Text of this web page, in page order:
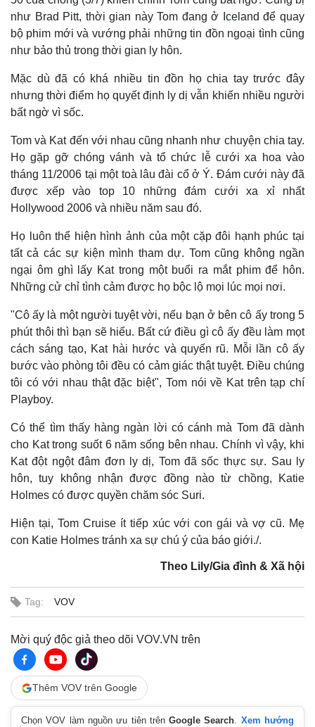
Tin nóng
Tư vấn luật
Quân sự - Quốc phòng
Việt Nam
Phân tích
như Brad Pitt, thời gian này Tom đang ở Iceland để quay
bộ phim mới và vướng phải những tin đồn ngoại tình cũng
như bảo thủ trong thời gian ly hôn.
Mặc dù đã có khá nhiều tin đồn họ chia tay trước đây
nhưng thời điểm họ quyết định ly dị vẫn khiến nhiều người
bất ngờ vì sốc.
Tom và Kat đến với nhau cũng nhanh như chuyện chia tay.
Họ gặp gỡ chóng vánh và tổ chức lễ cưới xa hoa vào
tháng 11/2006 tại một toà lâu đài cổ ở Ý. Đám cưới này đã
được xếp vào top 10 những đám cưới xa xỉ nhất
Hollywood 2006 và nhiều năm sau đó.
Họ luôn thể hiện hình ảnh của một cặp đôi hạnh phúc tại
tất cả các sự kiện mình tham dự. Tom cũng không ngần
ngại ôm ghì lấy Kat trong một buổi ra mắt phim để hôn.
Những cử chỉ tình cảm được họ bộc lộ mọi lúc mọi nơi.
"Cô ấy là một người tuyệt vời, nếu bạn ở bên cô ấy trong 5
phút thôi thì bạn sẽ hiểu. Bất cứ điều gì cô ấy đều làm mọt
cách sáng tạo, Kat hài hước và quyến rũ. Mỗi lần cô ấy
bước vào phòng tôi đều có cảm giác thật tuyệt. Điều chúng
tôi có với nhau thật đặc biệt", Tom nói về Kat trên tạp chí
Playboy.
Có thể tìm thấy hàng ngàn lời có cánh mà Tom đã dành
cho Kat trong suốt 6 năm sống bên nhau. Chính vì vậy, khi
Kat đột ngột đâm đơn ly dị, Tom đã sốc thực sự. Sau ly
hôn, tuy không nhận được đồng nào từ chồng, Katie
Holmes có được quyền chăm sóc Suri.
Hiện tại, Tom Cruise ít tiếp xúc với con gái và vợ cũ. Mẹ
con Katie Holmes tránh xa sự chú ý của báo giới./.
Theo Lily/Gia đình & Xã hội
Tag: VOV
Mời quý độc giả theo dõi VOV.VN trên
Thêm VOV trên Google
Chọn VOV làm nguồn ưu tiên trênGoogle Search. Xem hướng